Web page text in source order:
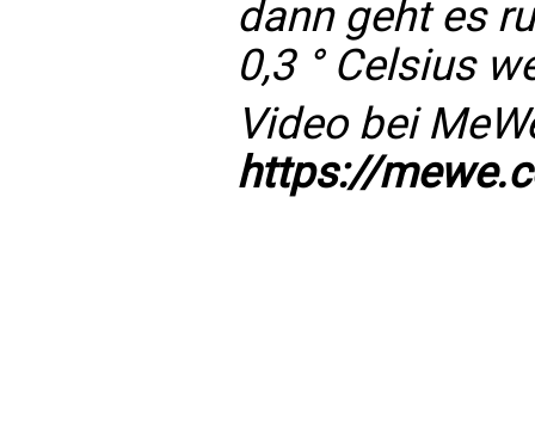
dann geht es
0,3 ° Celsius
Video bei
https://